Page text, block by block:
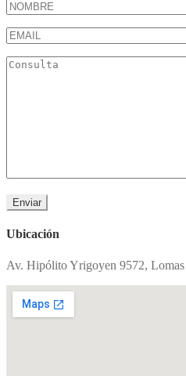
Ubicación
Av. Hipólito Yrigoyen 9572, Lomas